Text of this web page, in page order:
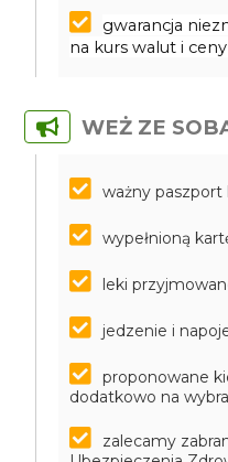
gwarancja
na kurs walut i
WEŻ ZE
ważny
wypełnioną
leki
jedzenie i
proponowane
dodatkowo na
zalecamy